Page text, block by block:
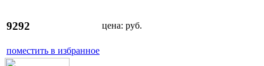
9292 цена: руб.
поместить в избранное